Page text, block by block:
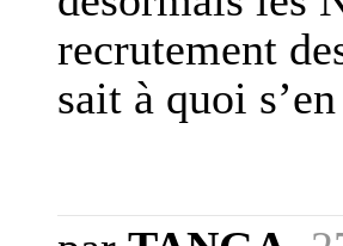
recrutement
sait à quoi